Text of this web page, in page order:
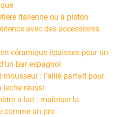
italienne ou à piston
avec des accessoires
céramique épaisses pour un
bar espagnol
mousseur : l’allié parfait pour
leche réussi
à lait : maîtriser la
comme un pro